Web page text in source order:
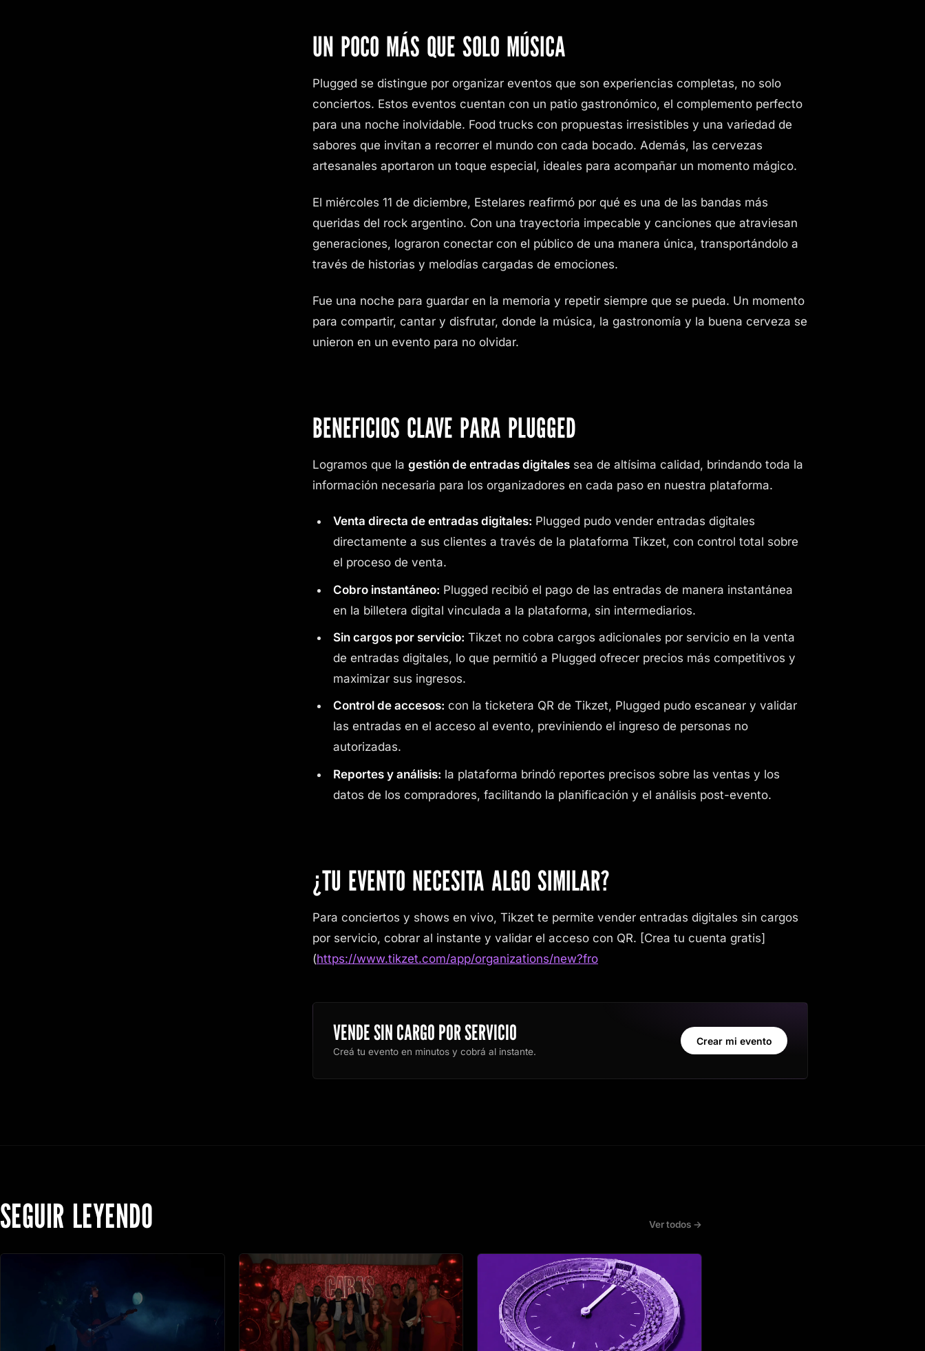
UN POCO MÁS QUE SOLO MÚSICA
Plugged se distingue por organizar eventos que son experiencias completas, no solo
conciertos. Estos eventos cuentan con un patio gastronómico, el complemento perfecto
para una noche inolvidable. Food trucks con propuestas irresistibles y una variedad de
sabores que invitan a recorrer el mundo con cada bocado. Además, las cervezas
artesanales aportaron un toque especial, ideales para acompañar un momento mágico.
El miércoles 11 de diciembre, Estelares reafirmó por qué es una de las bandas más
queridas del rock argentino. Con una trayectoria impecable y canciones que atraviesan
generaciones, lograron conectar con el público de una manera única, transportándolo a
través de historias y melodías cargadas de emociones.
Fue una noche para guardar en la memoria y repetir siempre que se pueda. Un momento
para compartir, cantar y disfrutar, donde la música, la gastronomía y la buena cerveza se
unieron en un evento para no olvidar.
BENEFICIOS CLAVE PARA PLUGGED
Logramos que la gestión de entradas digitales sea de altísima calidad, brindando toda la
información necesaria para los organizadores en cada paso en nuestra plataforma.
Venta directa de entradas digitales: Plugged pudo vender entradas digitales
directamente a sus clientes a través de la plataforma Tikzet, con control total sobre
el proceso de venta.
Cobro instantáneo: Plugged recibió el pago de las entradas de manera instantánea
en la billetera digital vinculada a la plataforma, sin intermediarios.
Sin cargos por servicio: Tikzet no cobra cargos adicionales por servicio en la venta
de entradas digitales, lo que permitió a Plugged ofrecer precios más competitivos y
maximizar sus ingresos.
Control de accesos: con la ticketera QR de Tikzet, Plugged pudo escanear y validar
las entradas en el acceso al evento, previniendo el ingreso de personas no
autorizadas.
Reportes y análisis: la plataforma brindó reportes precisos sobre las ventas y los
datos de los compradores, facilitando la planificación y el análisis post-evento.
¿TU EVENTO NECESITA ALGO SIMILAR?
Para conciertos y shows en vivo, Tikzet te permite vender entradas digitales sin cargos
por servicio, cobrar al instante y validar el acceso con QR. [Crea tu cuenta gratis]
(https://www.tikzet.com/app/organizations/new?fro
VENDE SIN CARGO POR SERVICIO
Creá tu evento en minutos y cobrá al instante.
Crear mi evento
SEGUIR LEYENDO Ver todos →